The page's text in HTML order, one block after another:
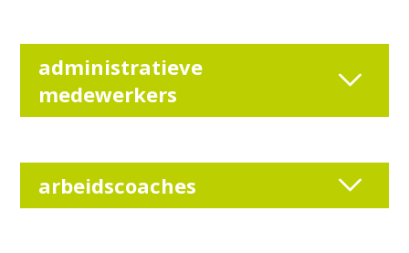
administratieve
medewerkers
arbeidscoaches